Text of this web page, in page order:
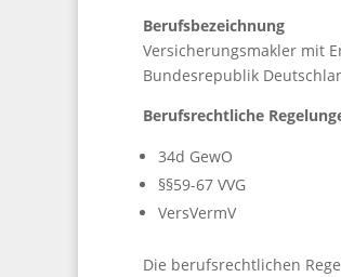
Berufsbezeichnung
Versicherungsmakler mit
Bundesrepublik
Berufsrechtliche
34d GewO
§§59-67 VVG
VersVermV
Die berufsrechtlichen